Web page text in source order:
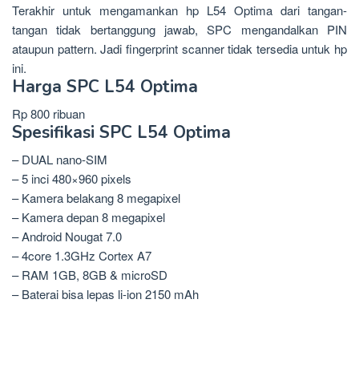
Terakhir untuk mengamankan hp L54 Optima dari tangan-
tangan tidak bertanggung jawab, SPC mengandalkan PIN
ataupun pattern. Jadi fingerprint scanner tidak tersedia untuk hp
ini.
Harga SPC L54 Optima
Rp 800 ribuan
Spesifikasi SPC L54 Optima
– DUAL nano-SIM
– 5 inci 480×960 pixels
– Kamera belakang 8 megapixel
– Kamera depan 8 megapixel
– Android Nougat 7.0
– 4core 1.3GHz Cortex A7
– RAM 1GB, 8GB & microSD
– Baterai bisa lepas li-ion 2150 mAh